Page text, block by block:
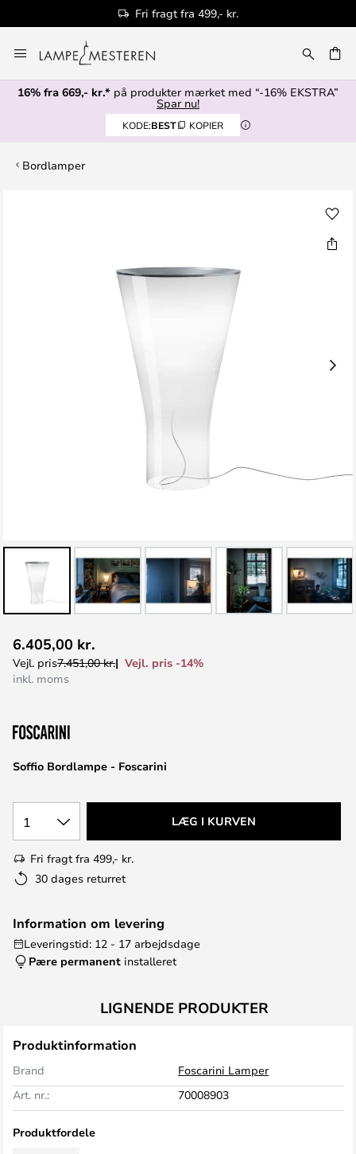
Fri fragt fra 499,- kr.
to
Content
16% fra 669,- kr.* på produkter mærket med “-16% EKSTRA”
Spar nu!
KODE:BEST KOPIER
Bordlamper
til
starten
Soffio Bordlampe - Foscarini
6.405,00 kr.
Vejl. pris7.451,00 kr.
Vejl. pris -14%
inkl. moms
1 LÆG I KURVEN
Fri fragt fra 499,- kr.
30 dages returret
Information om levering
Leveringstid: 12 - 17 arbejdsdage
Pære permanent installeret
LIGNENDE PRODUKTER
Produktinformation
Brand
Foscarini Lamper
Art. nr.:
70008903
Produktfordele